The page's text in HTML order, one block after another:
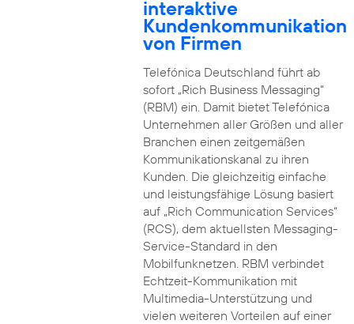
interaktive
Kundenkommunikation
von Firmen
Telefónica Deutschland führt ab
sofort „Rich Business Messaging“
(RBM) ein. Damit bietet Telefónica
Unternehmen aller Größen und aller
Branchen einen zeitgemäßen
Kommunikationskanal zu ihren
Kunden. Die gleichzeitig einfache
und leistungsfähige Lösung basiert
auf „Rich Communication Services“
(RCS), dem aktuellsten Messaging-
Service-Standard in den
Mobilfunknetzen. RBM verbindet
Echtzeit-Kommunikation mit
Multimedia-Unterstützung und
vielen weiteren Vorteilen auf einer